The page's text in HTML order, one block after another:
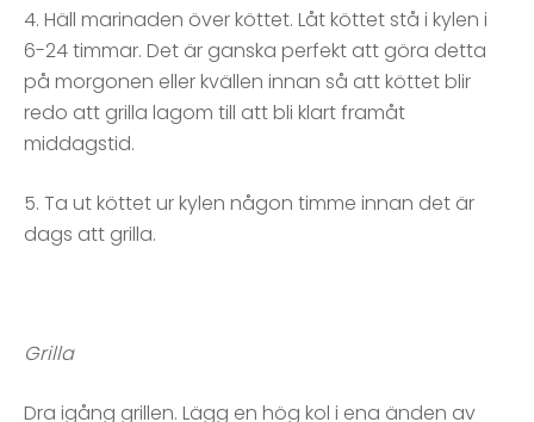
4. Häll marinaden över köttet. Låt köttet stå i kylen i
6-24 timmar. Det är ganska perfekt att göra detta
på morgonen eller kvällen innan så att köttet blir
redo att grilla lagom till att bli klart framåt
middagstid.
5. Ta ut köttet ur kylen någon timme innan det är
dags att grilla.
Grilla
Dra igång grillen. Lägg en hög kol i ena änden av